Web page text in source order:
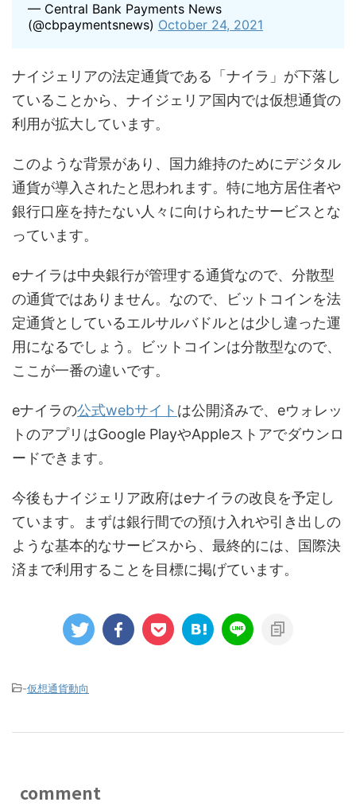
— Central Bank Payments News
(@cbpaymentsnews) October 24, 2021
ナイジェリアの法定通貨である「ナイラ」が下落し
ていることから、ナイジェリア国内では仮想通貨の
利用が拡大しています。
このような背景があり、国力維持のためにデジタル
通貨が導入されたと思われます。特に地方居住者や
銀行口座を持たない人々に向けられたサービスとな
っています。
eナイラは中央銀行が管理する通貨なので、分散型
の通貨ではありません。なので、ビットコインを法
定通貨としているエルサルバドルとは少し違った運
用になるでしょう。ビットコインは分散型なので、
ここが一番の違いです。
eナイラの公式webサイト は公開済みで、eウォレッ
トのアプリはGoogle PlayやAppleストアでダウンロ
ードできます。
今後もナイジェリア政府はeナイラの改良を予定し
ています。まずは銀行間での預け入れや引き出しの
ような基本的なサービスから、最終的には、国際決
済まで利用することを目標に掲げています。
-仮想通貨動向
comment